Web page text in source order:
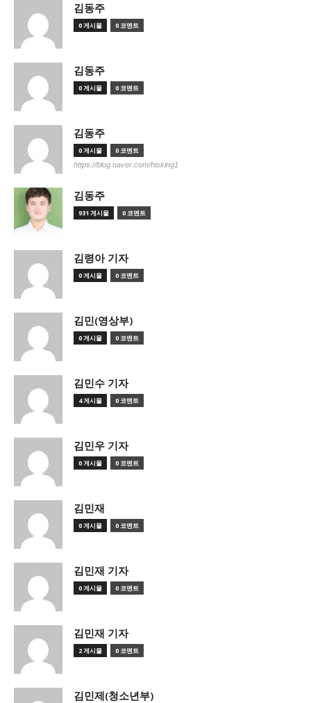
김동주
0 게시물 0 코멘트
김동주
0 게시물 0 코멘트
김동주
0 게시물 0 코멘트
https://blog.naver.com/hisking1
김동주
931 게시물 0 코멘트
김령아 기자
0 게시물 0 코멘트
김민(영상부)
0 게시물 0 코멘트
김민수 기자
4 게시물 0 코멘트
김민우 기자
0 게시물 0 코멘트
김민재
0 게시물 0 코멘트
김민재 기자
0 게시물 0 코멘트
김민재 기자
2 게시물 0 코멘트
김민제(청소년부)